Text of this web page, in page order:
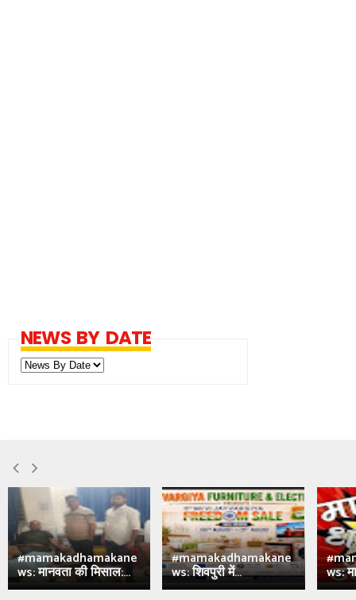
NEWS BY DATE
#mamakadhamakane
ws: मानवता की मिसाल:...
#mamakadhamakane
ws: शिवपुरी में... ws: